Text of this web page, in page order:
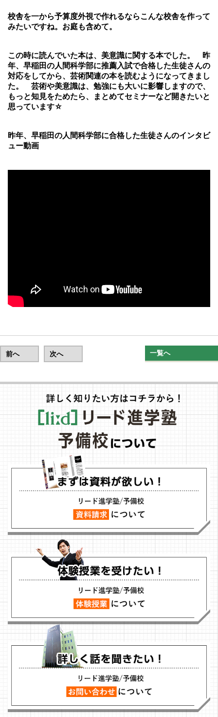
校舎を一から予算度外視で作れるならこんな校舎を作って
みたいですね。お庭も含めて。
この時に読んでいた本は、美意識に関する本でした。 昨
年、早稲田の人間科学部に推薦入試で合格した生徒さんの
対応をしてから、芸術関連の本を読むようになってきまし
た。 芸術や美意識は、勉強にも大いに影響しますので、
もっと知見をためたら、まとめてセミナーなど開きたいと
思っています☆
昨年、早稲田の人間科学部に合格した生徒さんのインタビ
ュー動画
前へ 次へ 一覧へ